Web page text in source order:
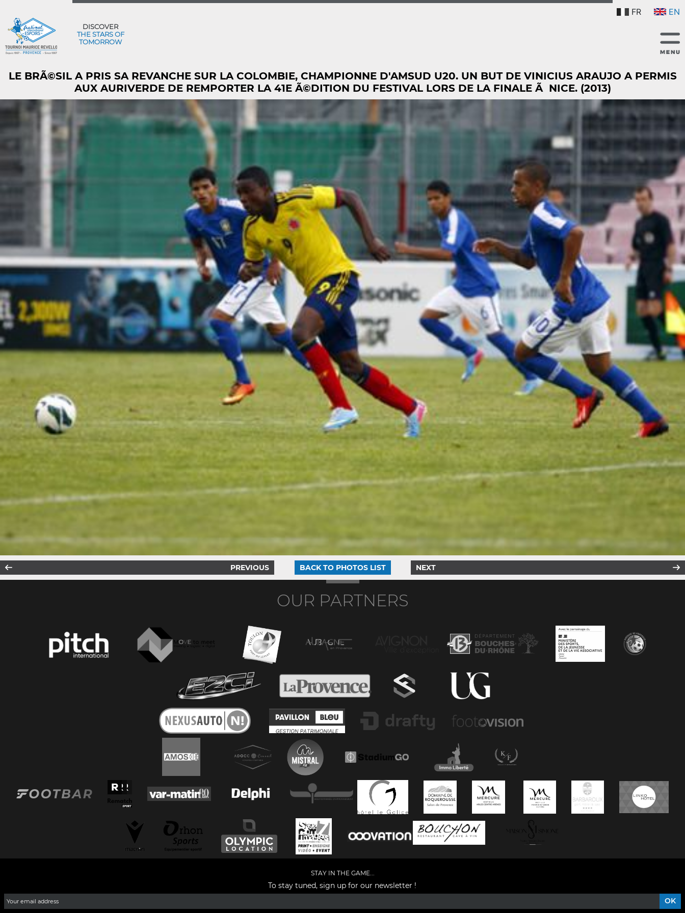
FR EN
DISCOVER
THE STARS OF
TOMORROW
LE BRÃ©SIL A PRIS SA REVANCHE SUR LA COLOMBIE, CHAMPIONNE D'AMSUD U20. UN BUT DE VINICIUS ARAUJO A PERMIS
AUX AURIVERDE DE REMPORTER LA 41E Ã©DITION DU FESTIVAL LORS DE LA FINALE Ã NICE. (2013)
PREVIOUS BACK TO PHOTOS LIST NEXT
OUR PARTNERS
STAY IN THE GAME...
To stay tuned, sign up for our newsletter !